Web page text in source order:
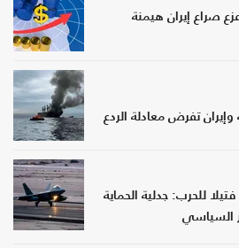
صراع إيران هيمنة
وإيران تفرض معادلة الردع
للحرب: جدلية الحماية
السياسي